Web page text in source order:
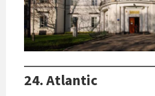
24. Atlantic